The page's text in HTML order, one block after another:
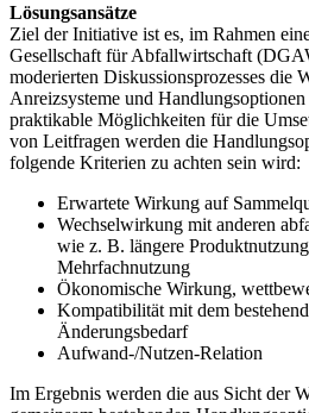
Lösungsansätze
Ziel der Initiative ist es, im Rahmen
Gesellschaft für Abfallwirtschaft
moderierten Diskussionsprozesses die
Anreizsysteme und
praktikable Möglichkeiten für die
von Leitfragen werden die
folgende Kriterien zu achten sein wird:
Erwartete Wirkung auf
Wechselwirkung mit anderen
wie z. B. längere
Mehrfachnutzung
Ökonomische Wirkung,
Kompatibilität mit dem
Änderungsbedarf
Aufwand-/Nutzen-Relation
Im Ergebnis werden die aus Sicht der